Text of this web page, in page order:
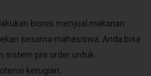
bisnis menjual makanan
sesama mahasiswa. Anda bisa
sistem pre order untuk
kerugian.